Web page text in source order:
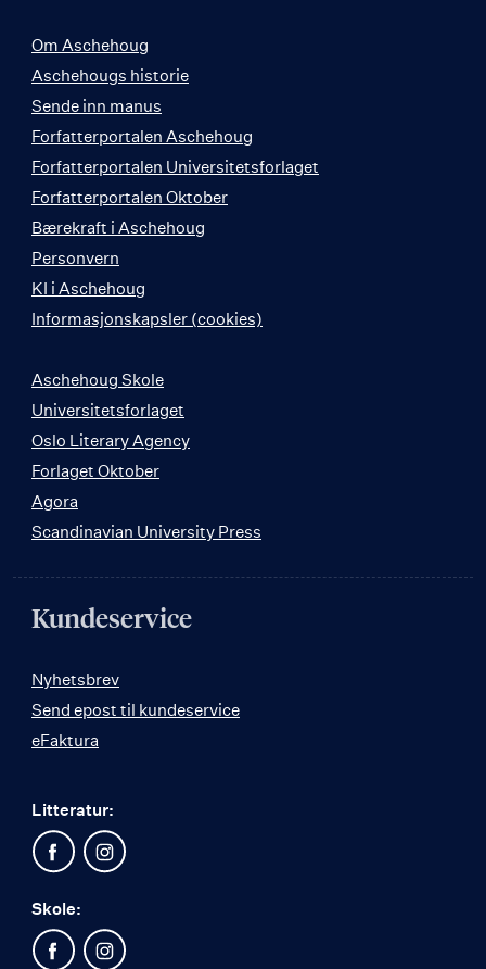
Om Aschehoug
Aschehougs historie
Sende inn manus
Forfatterportalen Aschehoug
Forfatterportalen Universitetsforlaget
Forfatterportalen Oktober
Bærekraft i Aschehoug
Personvern
KI i Aschehoug
Informasjonskapsler (cookies)
Aschehoug Skole
Universitetsforlaget
Oslo Literary Agency
Forlaget Oktober
Agora
Scandinavian University Press
Kundeservice
Nyhetsbrev
Send epost til kundeservice
eFaktura
Litteratur:
Skole: